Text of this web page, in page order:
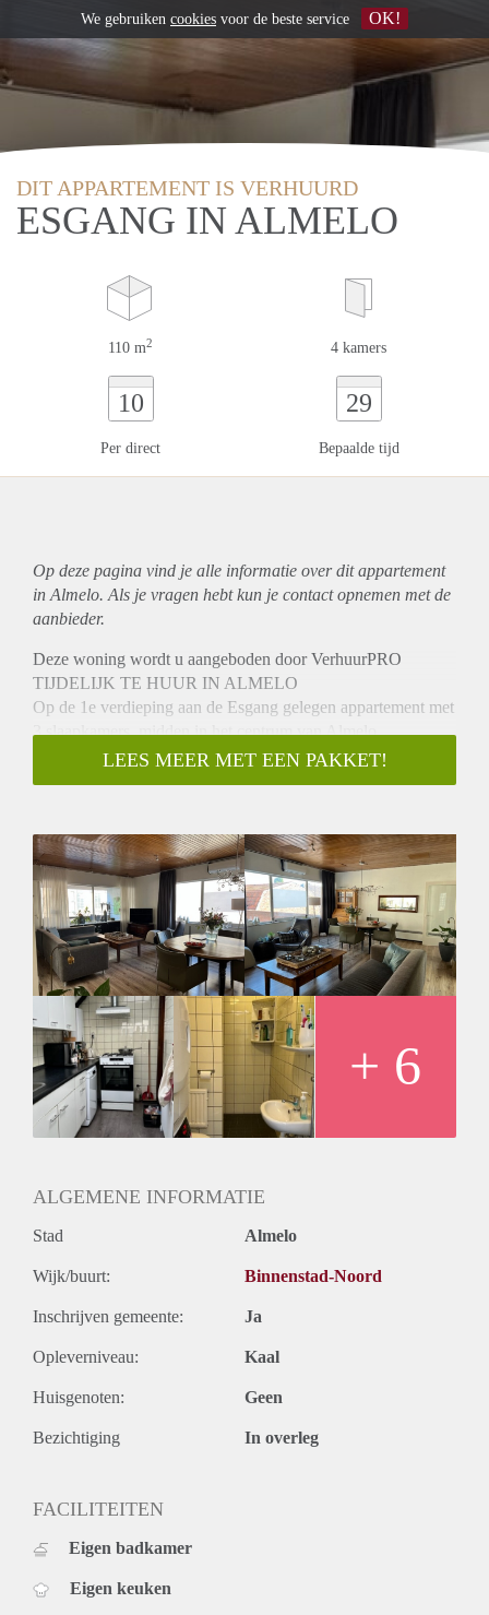
DIT APPARTEMENT IS VERHUURD
ESGANG IN ALMELO
110 m2 4 kamers
10
Per direct
29
Bepaalde tijd
Op deze pagina vind je alle informatie over ditappartement
in Almelo. Als je vragen hebt kun je contact opnemen met de
aanbieder.
Deze woning wordt u aangeboden door VerhuurPRO
TIJDELIJK TE HUUR IN ALMELO
Op de 1e verdieping aan de Esgang gelegen appartement met
3 slaapkamers, midden in het centrum van Almelo.
INDELING:
Ruime hal,, woonkamer met toegang tot balkon, dichte
BIJZONDERHEDEN:
- Beschikbaar per 1 juni 2023
- Tijdelijk te huur voor maximaal 6 tot 9 maanden
- Huurprijs € 1.000,- per maand incl serv.kosten en excl.
g/w/e
- Vast voorschot g/w/e € 200,- per maand
- Waarborgsom 1 maand huur
Geïnteresseerd? Schrijf u in op www.verhuurpro.nl en stuur
een mail naar almelo@verhuurpro.nl.
Deze advertentie op internet en op Facebook is slechts ter
informatie en dus geheel vrijblijvend. Aan eventuele
onjuistheden kunnen geen rechten worden ontleend.
LEES MEER MET EEN PAKKET!
+ 6
ALGEMENE INFORMATIE
Stad Almelo
Wijk/buurt: Binnenstad-Noord
Inschrijven gemeente: Ja
Opleverniveau: Kaal
Huisgenoten: Geen
Bezichtiging In overleg
FACILITEITEN
Eigen badkamer
Eigen keuken
We gebruiken cookies voor de beste service OK!